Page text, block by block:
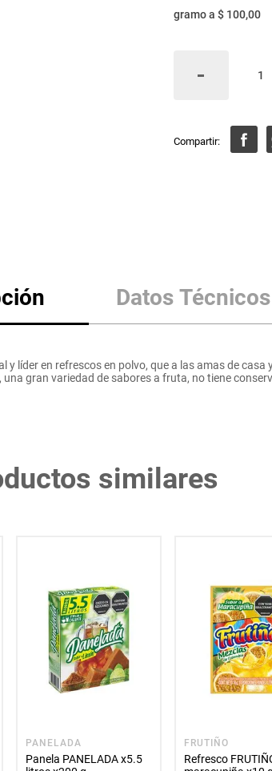
gramoa $ 100,00
Datos Técnicos
líder en refrescos en polvo, que a las amas de
gran variedad de sabores a fruta, no tiene
similares
PANELADA
Panela PANELADA x5.5
FRUTIÑO
Refresco